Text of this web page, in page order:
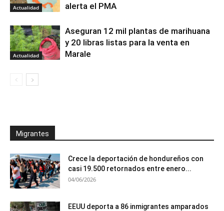
Actualidad
alerta el PMA
Actualidad
Aseguran 12 mil plantas de marihuana
y 20 libras listas para la venta en
Marale
Migrantes
Crece la deportación de hondureños con
casi 19.500 retornados entre enero...
04/06/2026
EEUU deporta a 86 inmigrantes amparados